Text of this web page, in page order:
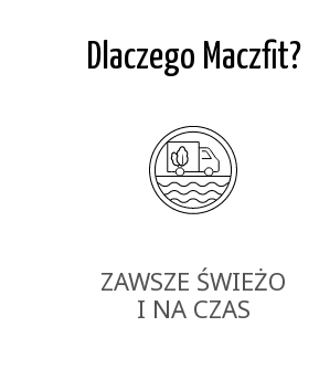
Dlaczego Maczfit?
ZAWSZE ŚWIEŻO
I NA CZAS